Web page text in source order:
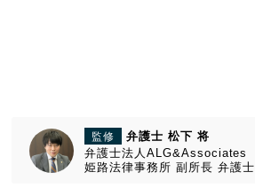
監修
弁護士 松下 将
弁護士法人ALG&Associates
姫路法律事務所 副所長 弁護士